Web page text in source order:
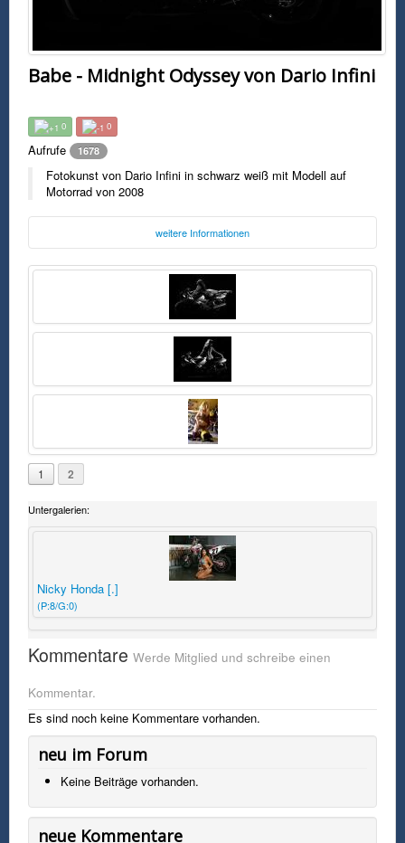
Babe - Midnight Odyssey von Dario Infini
0 0
Aufrufe 1678
Fotokunst von Dario Infini in schwarz weiß mit Modell auf
Motorrad von 2008
weitere Informationen
Foto:Dario Infini
Dienstag, 27. Januar 2015 13:46 Uhr
Fotokunst von Dario Infini in schwarz weiß mit Modell auf Motorrad von
2008
1 2
Untergalerien:
Nicky Honda [.]
(P:8/G:0)
Kommentare Werde Mitglied und schreibe einen
Kommentar.
Es sind noch keine Kommentare vorhanden.
neu im Forum
Keine Beiträge vorhanden.
neue Kommentare